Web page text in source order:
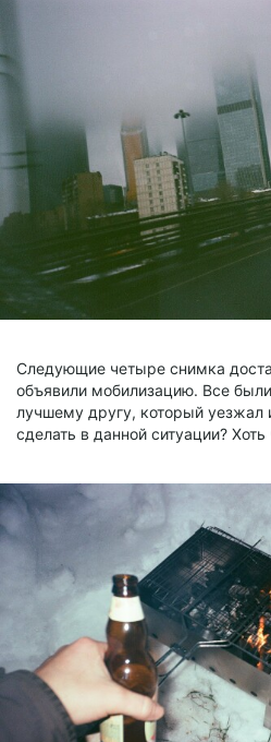
Следующие четыре снимка
объявили мобилизацию. Все
лучшему другу, который
сделать в данной ситуации? Хоть